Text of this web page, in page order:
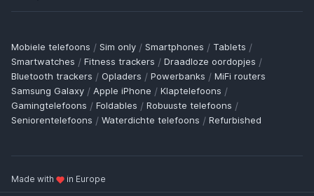
Mobiele telefoons / Sim only / Smartphones / Tablets /
Smartwatches / Fitness trackers / Draadloze oordopjes /
Bluetooth trackers / Opladers / Powerbanks / MiFi routers
Samsung Galaxy / Apple iPhone / Klaptelefoons /
Gamingtelefoons / Foldables / Robuuste telefoons /
Seniorentelefoons / Waterdichte telefoons / Refurbished
Made with in Europe